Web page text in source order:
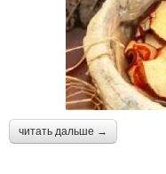
читать дальше →